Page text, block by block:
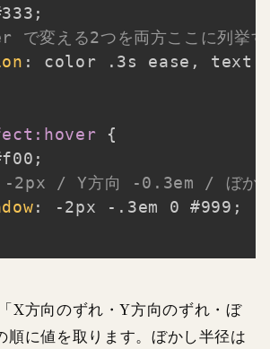
;
変える2つを両方ここに列挙
: color .3s ease ,
text-
{
;
-2px / Y方向 -0.3em / ぼ
: -2px -.3em 0 #999 ;
X方向のずれ・Y方向のずれ・ぼ
順に値を取ります。ぼかし半径は